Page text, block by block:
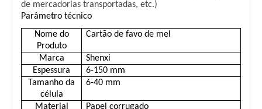
de mercadorias transportadas, etc.)
Parâmetro técnico
Nome do
Produto
Cartão de favo de mel
Marca
Shenxi
Espessura
6-150 mm
Tamanho da
célula
6-40 mm
Material
Papel corrugado